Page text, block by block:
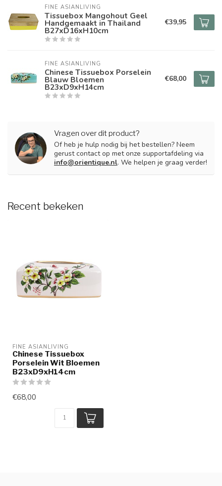
FINE ASIANLIVING
Tissuebox Mangohout Geel
Handgemaakt in Thailand
B27xD16xH10cm
€39,95
FINE ASIANLIVING
Chinese Tissuebox Porselein
Blauw Bloemen
B23xD9xH14cm
€68,00
Vragen over dit product?
Of heb je hulp nodig bij het bestellen? Neem
gerust contact op met onze supportafdeling via
info@orientique.nl. We helpen je graag verder!
Recent bekeken
FINE ASIANLIVING
Chinese Tissuebox
Porselein Wit Bloemen
B23xD9xH14cm
€68,00